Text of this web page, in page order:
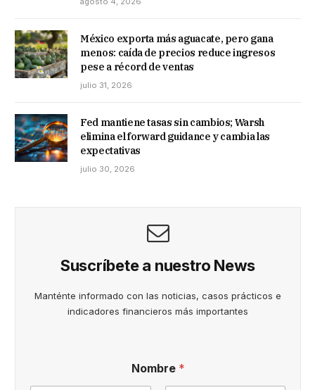
México exporta más aguacate, pero gana
menos: caída de precios reduce ingresos
pese a récord de ventas
julio 31, 2026
Fed mantiene tasas sin cambios; Warsh
elimina el forward guidance y cambia las
expectativas
julio 30, 2026
Suscríbete a nuestro News
Manténte informado con las noticias, casos prácticos e
indicadores financieros más importantes
u
Nombre *